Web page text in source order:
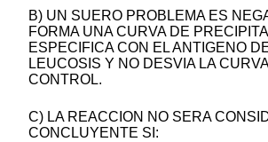
B) UN SUERO PROBLEMA ES
FORMA UNA CURVA DE
ESPECIFICA CON EL ANTIGENO
LEUCOSIS Y NO DESVIA LA
CONTROL.
C) LA REACCION NO SERA
CONCLUYENTE SI: